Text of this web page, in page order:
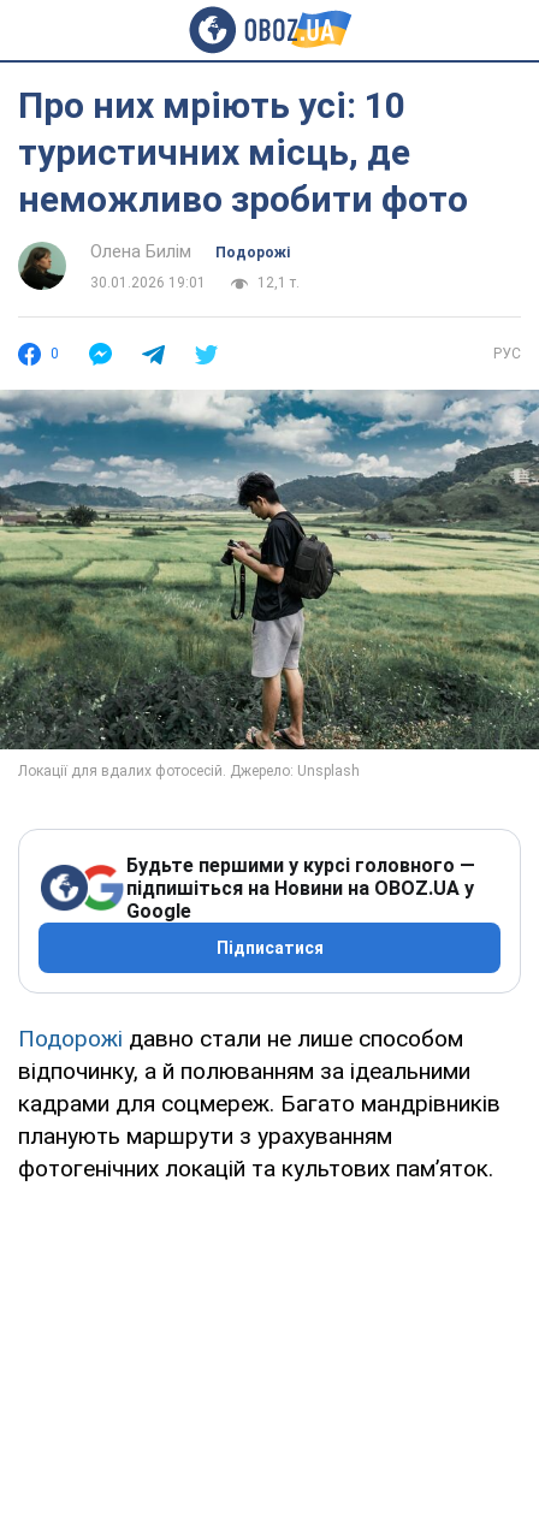
Про них мріють усі: 10
туристичних місць, де
неможливо зробити фото
Олена Билім
Подорожі
30.01.2026 19:01
12,1 т.
0 РУС
Будьте першими у курсі головного —
підпишіться на Новини на OBOZ.UA у
Google
Підписатися
Подорожі давно стали не лише способом
відпочинку, а й полюванням за ідеальними
кадрами для соцмереж. Багато мандрівників
планують маршрути з урахуванням
фотогенічних локацій та культових пам’яток.